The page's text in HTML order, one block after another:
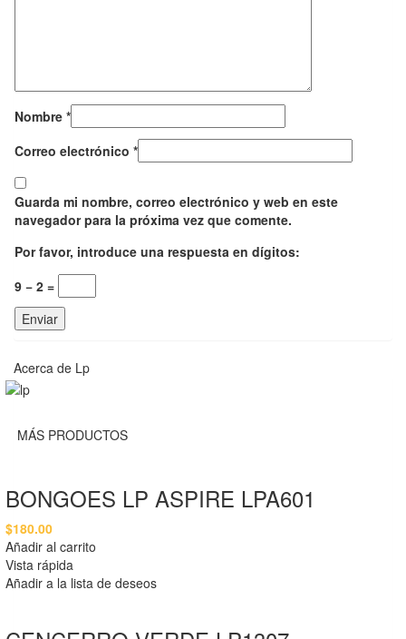
Nombre *
Correo electrónico *
Guarda mi nombre, correo electrónico y web en este
navegador para la próxima vez que comente.
Por favor, introduce una respuesta en dígitos:
9 − 2 =
Acerca de Lp
MÁS PRODUCTOS
BONGOES LP ASPIRE LPA601
$180.00
Añadir al carrito
Vista rápida
Añadir a la lista de deseos